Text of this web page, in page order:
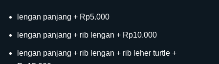
lengan panjang + Rp5.000
lengan panjang + rib lengan + Rp10.000
lengan panjang + rib lengan + rib leher turtle +